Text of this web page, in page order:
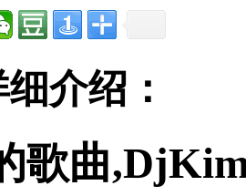
介绍：
歌曲